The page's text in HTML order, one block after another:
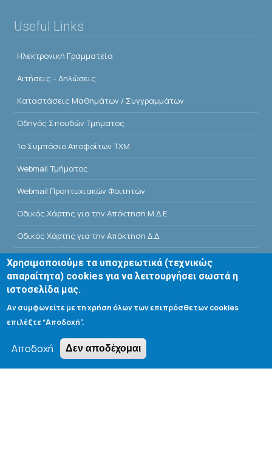
Useful Links
Ηλεκτρονική Γραμματεία
Αιτήσεις - Δηλώσεις
Kαταστάσεις Μαθημάτων / Συγγραμμάτων
Οδηγός Σπουδών Τμήματος
1o Συμπόσιο Αποφοίτων ΤΧΜ
Webmail Τμήματος
Webmail Προπτυχιακών Φοιτητών
Οδικός Χάρτης για την Απόκτηση Μ.Δ.Ε
Οδικός Χάρτης για την Απόκτηση Δ.Δ.
E-Class
Αίθουσες Σεμιναρίων - Πρόγραμμα
Βιβλιοθήκη Τμήματος
Χρησιμοποιούμε τα υποχρεωτικά (τεχνικώς
απαραίτητα) cookies για να λειτουργήσει σωστά η
ιστοσελίδα μας.
Αν συμφωνείτε με τη χρήση όλων των επιπρόσθετων cookies
επιλέξτε “Αποδοχή”.
Αποδοχή Δεν αποδέχομαι